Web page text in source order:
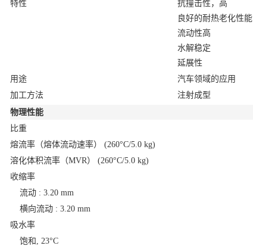
特性
抗撞击性，高
良好的耐热老化性能
流动性高
水解稳定
延展性
用途
汽车领域的应用
加工方法
注射成型
物理性能
比重
熔流率（熔体流动速率） (260°C/5.0 kg)
溶化体积流率（MVR） (260°C/5.0 kg)
收缩率
流动 : 3.20 mm
横向流动 : 3.20 mm
吸水率
饱和, 23°C